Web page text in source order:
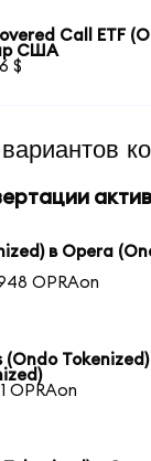
Call ETF
США
$
в Opera
OPRAon
Tokenized)
OPRAon